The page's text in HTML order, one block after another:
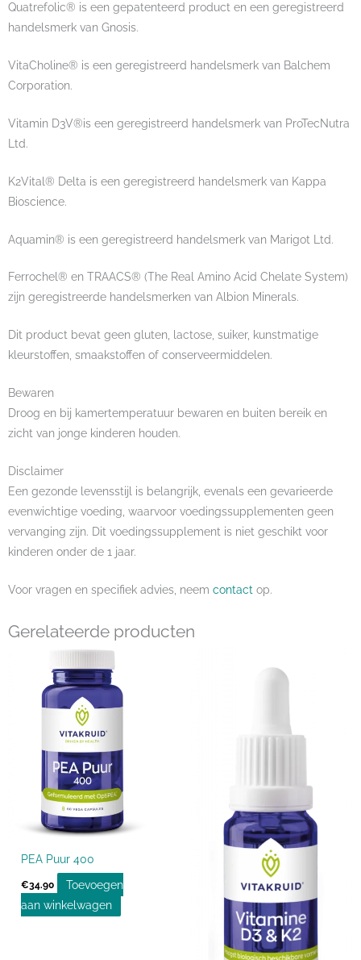
Quatrefolic® is een gepatenteerd product en een geregistreerd
handelsmerk van Gnosis.
VitaCholine® is een geregistreerd handelsmerk van Balchem
Corporation.
Vitamin D3V®is een geregistreerd handelsmerk van ProTecNutra
Ltd.
K2Vital® Delta is een geregistreerd handelsmerk van Kappa
Bioscience.
Aquamin® is een geregistreerd handelsmerk van Marigot Ltd.
Ferrochel® en TRAACS® (The Real Amino Acid Chelate System)
zijn geregistreerde handelsmerken van Albion Minerals.
Dit product bevat geen gluten, lactose, suiker, kunstmatige
kleurstoffen, smaakstoffen of conserveermiddelen.
Bewaren
Droog en bij kamertemperatuur bewaren en buiten bereik en
zicht van jonge kinderen houden.
Disclaimer
Een gezonde levensstijl is belangrijk, evenals een gevarieerde
evenwichtige voeding, waarvoor voedingssupplementen geen
vervanging zijn. Dit voedingssupplement is niet geschikt voor
kinderen onder de 1 jaar.
Voor vragen en specifiek advies, neem contact op.
Gerelateerde producten
PEA Puur 400
€34.90
Toevoegen
aan winkelwagen